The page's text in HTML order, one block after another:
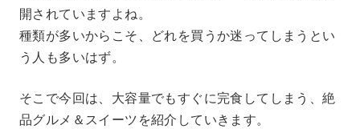
開されていますよね。
種類が多いからこそ、どれを買うか迷ってしまうとい
う人も多いはず。
そこで今回は、大容量でもすぐに完食してしまう、絶
品グルメ＆スイーツを紹介していきます。